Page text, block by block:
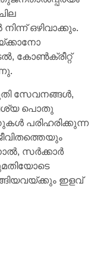
ഒഴിവാക്കും.
കോൺക്രീറ്റ്
സേവനങ്ങൾ,
പൊതു
പരിഹരിക്കുന്ന
സർക്കാർ
ഇളവ്